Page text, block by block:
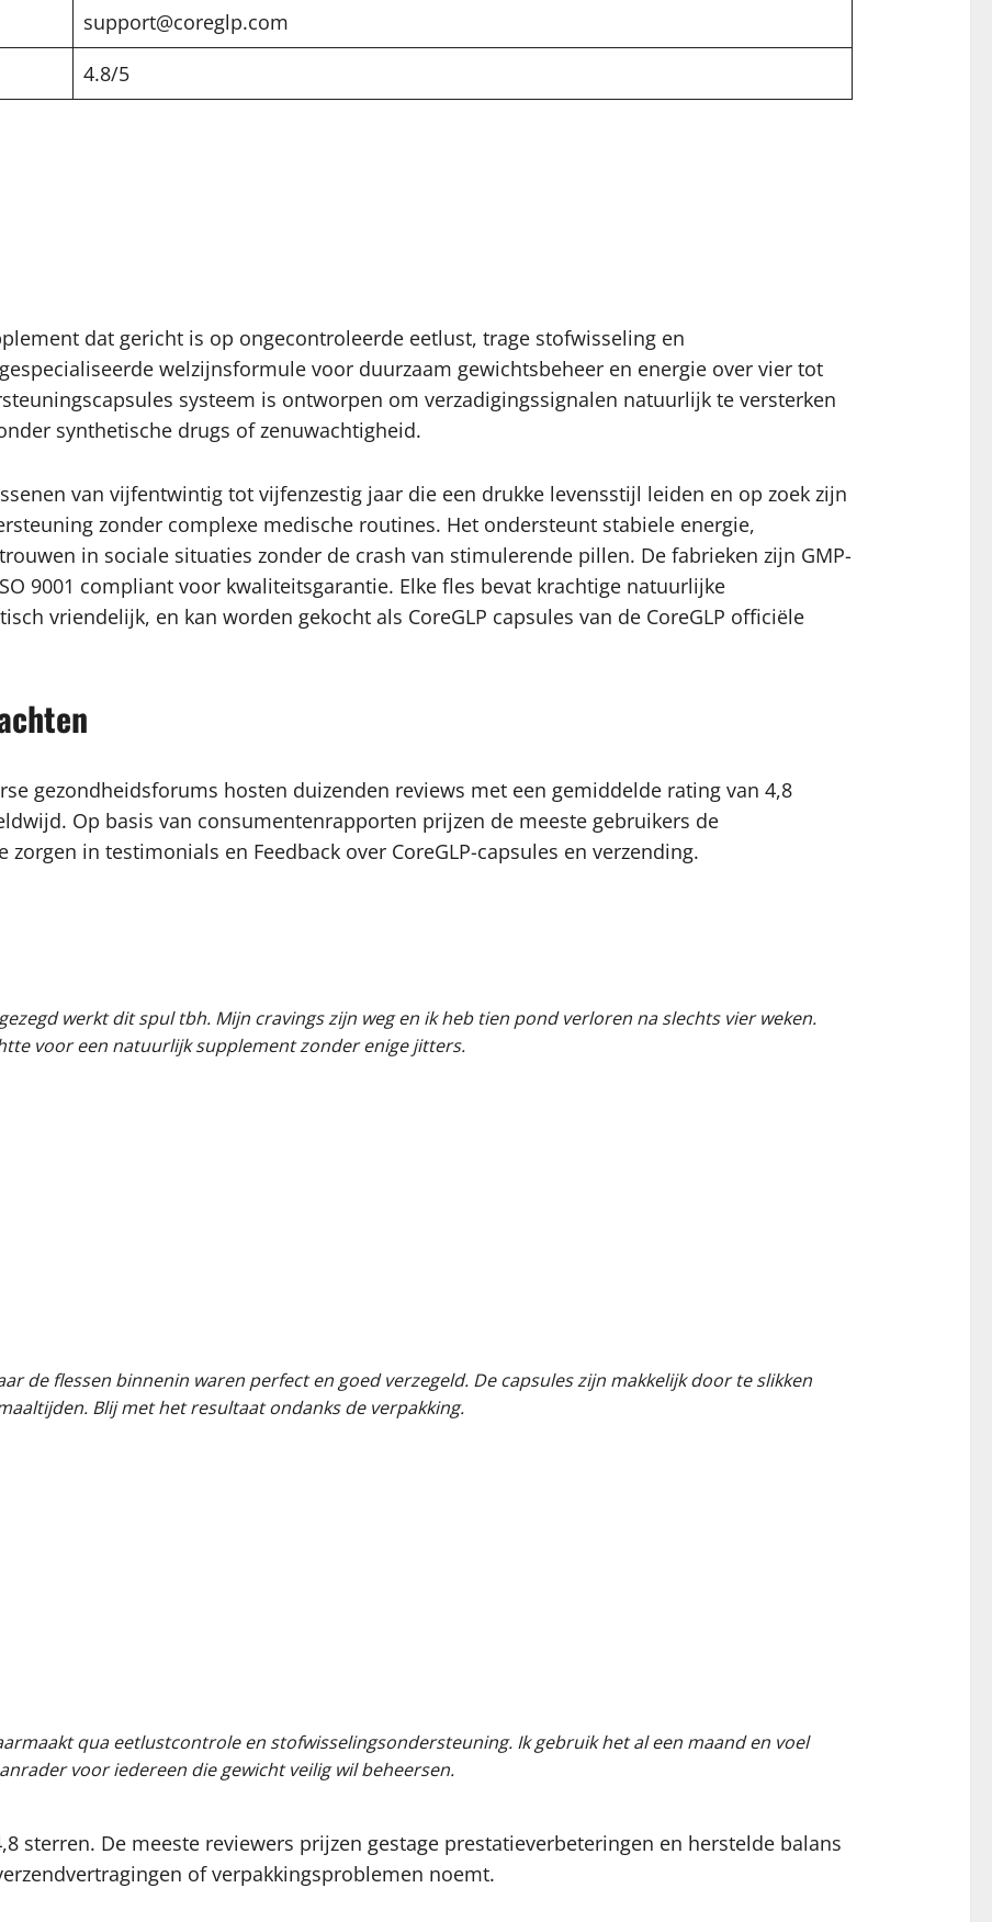
support@coreglp.com
4.8/5
dat gericht is op ongecontroleerde eetlust, trage stofwisseling en
welzijnsformule voor duurzaam gewichtsbeheer en energie over vier tot
systeem is ontworpen om verzadigingssignalen natuurlijk te versterken
synthetische drugs of zenuwachtigheid.
van vijfentwintig tot vijfenzestig jaar die een drukke levensstijl leiden en op zoek zijn
zonder complexe medische routines. Het ondersteunt stabiele energie,
in sociale situaties zonder de crash van stimulerende pillen. De fabrieken zijn GMP-
9001 compliant voor kwaliteitsgarantie. Elke fles bevat krachtige natuurlijke
vriendelijk, en kan worden gekocht als CoreGLP capsules van de CoreGLP officiële
gezondheidsforums hosten duizenden reviews met een gemiddelde rating van 4,8
Op basis van consumentenrapporten prijzen de meeste gebruikers de
in testimonials en Feedback over CoreGLP-capsules en verzending.
werkt dit spul tbh. Mijn cravings zijn weg en ik heb tien pond verloren na slechts vier weken.
voor een natuurlijk supplement zonder enige jitters.
de flessen binnenin waren perfect en goed verzegeld. De capsules zijn makkelijk door te slikken
Blij met het resultaat ondanks de verpakking.
qua eetlustcontrole en stofwisselingsondersteuning. Ik gebruik het al een maand en voel
voor iedereen die gewicht veilig wil beheersen.
sterren. De meeste reviewers prijzen gestage prestatieverbeteringen en herstelde balans
of verpakkingsproblemen noemt.